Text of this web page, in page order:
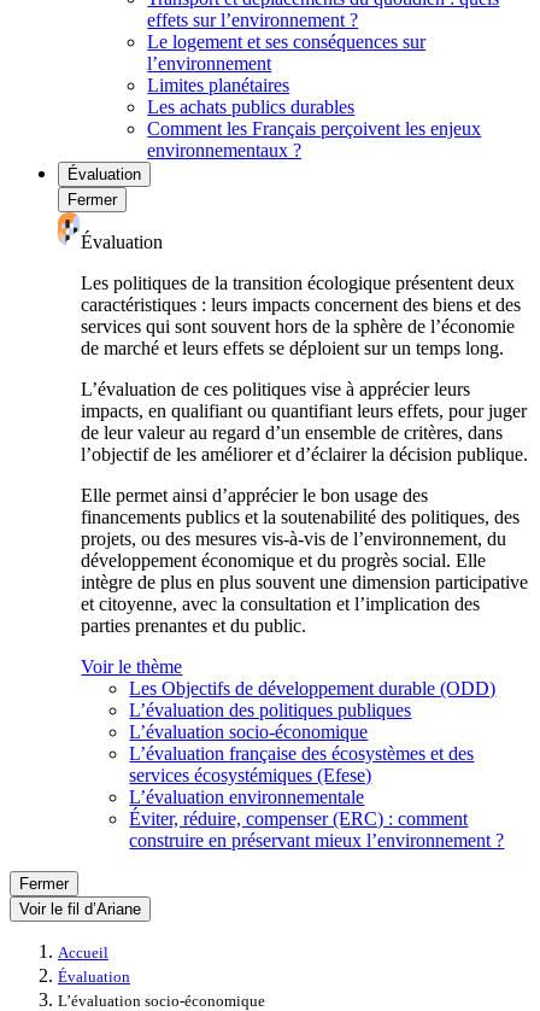
effets sur l’environnement ?
Le logement et ses conséquences sur
l’environnement
Limites planétaires
Les achats publics durables
Comment les Français perçoivent les enjeux
environnementaux ?
Évaluation
Fermer
Évaluation
Les politiques de la transition écologique présentent deux
caractéristiques : leurs impacts concernent des biens et des
services qui sont souvent hors de la sphère de l’économie
de marché et leurs effets se déploient sur un temps long.
L’évaluation de ces politiques vise à apprécier leurs
impacts, en qualifiant ou quantifiant leurs effets, pour juger
de leur valeur au regard d’un ensemble de critères, dans
l’objectif de les améliorer et d’éclairer la décision publique.
Elle permet ainsi d’apprécier le bon usage des
financements publics et la soutenabilité des politiques, des
projets, ou des mesures vis-à-vis de l’environnement, du
développement économique et du progrès social. Elle
intègre de plus en plus souvent une dimension participative
et citoyenne, avec la consultation et l’implication des
parties prenantes et du public.
Voir le thème
Les Objectifs de développement durable (ODD)
L’évaluation des politiques publiques
L’évaluation socio-économique
L’évaluation française des écosystèmes et des
services écosystémiques (Efese)
L’évaluation environnementale
Éviter, réduire, compenser (ERC) : comment
construire en préservant mieux l’environnement ?
Fermer
Voir le fil d’Ariane
Accueil
Évaluation
L’évaluation socio-économique